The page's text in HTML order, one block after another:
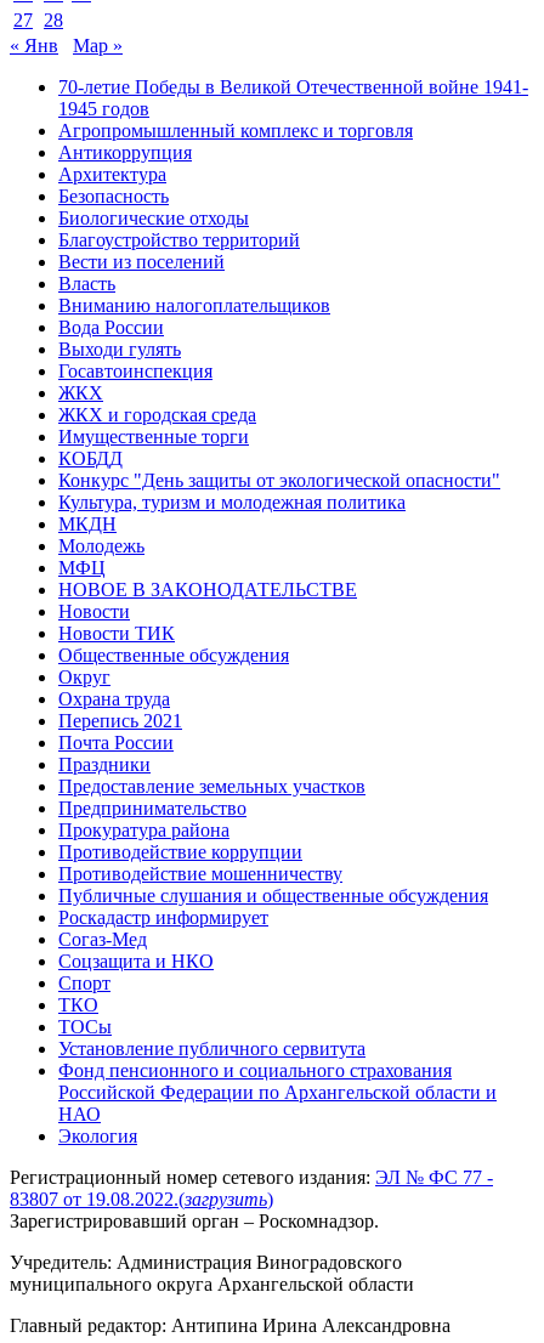
27 28
« Янв
Мар »
70-летие Победы в Великой Отечественной войне 1941-
1945 годов
Агропромышленный комплекс и торговля
Антикоррупция
Архитектура
Безопасность
Биологические отходы
Благоустройство территорий
Вести из поселений
Власть
Вниманию налогоплательщиков
Вода России
Выходи гулять
Госавтоинспекция
ЖКХ
ЖКХ и городская среда
Имущественные торги
КОБДД
Конкурс "День защиты от экологической опасности"
Культура, туризм и молодежная политика
МКДН
Молодежь
МФЦ
НОВОЕ В ЗАКОНОДАТЕЛЬСТВЕ
Новости
Новости ТИК
Общественные обсуждения
Округ
Охрана труда
Перепись 2021
Почта России
Праздники
Предоставление земельных участков
Предпринимательство
Прокуратура района
Противодействие коррупции
Противодействие мошенничеству
Публичные слушания и общественные обсуждения
Роскадастр информирует
Согаз-Мед
Соцзащита и НКО
Спорт
ТКО
ТОСы
Установление публичного сервитута
Фонд пенсионного и социального страхования
Российской Федерации по Архангельской области и
НАО
Экология
Регистрационный номер сетевого издания: ЭЛ № ФС 77 -
83807 от 19.08.2022.(загрузить)
Зарегистрировавший орган – Роскомнадзор.
Учредитель: Администрация Виноградовского
муниципального округа Архангельской области
Главный редактор: Антипина Ирина Александровна